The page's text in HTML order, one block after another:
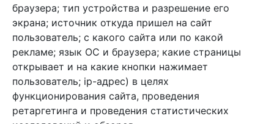
Арбен текстиль г. Щелково, пер.
1-й Советский д.25, владение 2.
Мы в соц. сетях
браузера; тип устройства и разрешение его
экрана; источник откуда пришел на сайт
пользователь; с какого сайта или по какой
рекламе; язык ОС и браузера; какие страницы
открывает и на какие кнопки нажимает
пользователь; ip-адрес) в целях
функционирования сайта, проведения
ретаргетинга и проведения статистических